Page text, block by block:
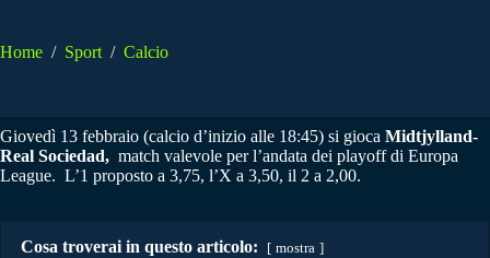
Home / Sport / Calcio
Giovedì 13 febbraio (calcio d’inizio alle 18:45) si gioca Midtjylland-
Real Sociedad, match valevole per l’andata dei playoff di Europa
League. L’1 proposto a 3,75, l’X a 3,50, il 2 a 2,00.
Cosa troverai in questo articolo: mostra